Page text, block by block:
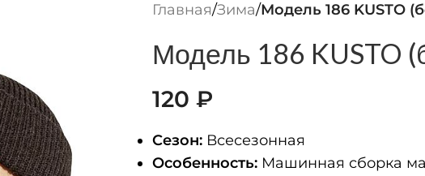
Главная/Зима/Модель 186 KUSTO
Модель 186 KUSTO
120 ₽
Сезон: Всесезонная
Особенность:Машинная сборка